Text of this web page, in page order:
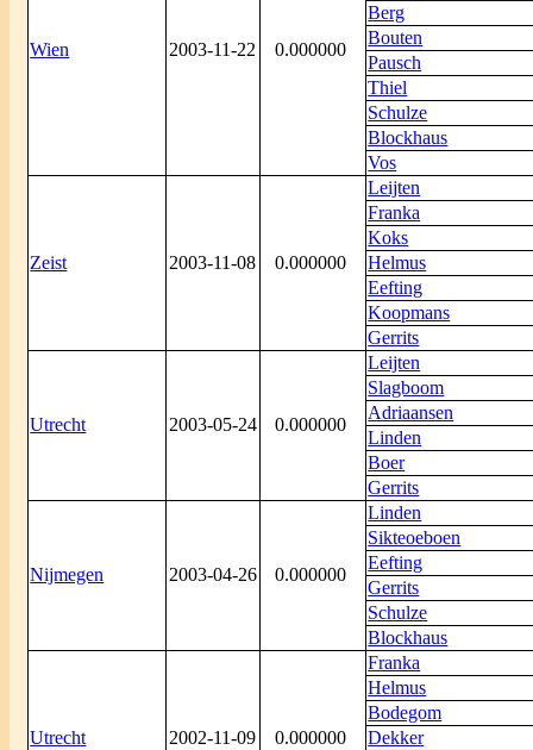
Wien 2003-11-22 0.000000
Berg
Bouten
Pausch
Thiel
Schulze
Blockhaus
Vos
Zeist 2003-11-08 0.000000
Leijten
Franka
Koks
Helmus
Eefting
Koopmans
Gerrits
Utrecht 2003-05-24 0.000000
Leijten
Slagboom
Adriaansen
Linden
Boer
Gerrits
Nijmegen 2003-04-26 0.000000
Linden
Sikteoeboen
Eefting
Gerrits
Schulze
Blockhaus
Utrecht 2002-11-09 0.000000
Franka
Helmus
Bodegom
Dekker